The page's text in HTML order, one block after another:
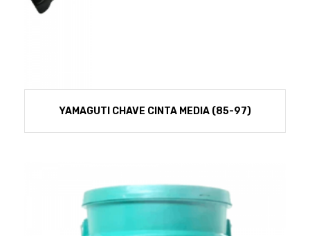
YAMAGUTI CHAVE CINTA MEDIA (85-97)